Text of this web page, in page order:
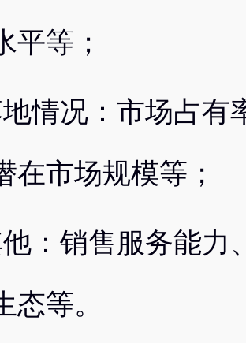
平等；
情况：市场占有
在市场规模等；
：销售服务能力
态等。